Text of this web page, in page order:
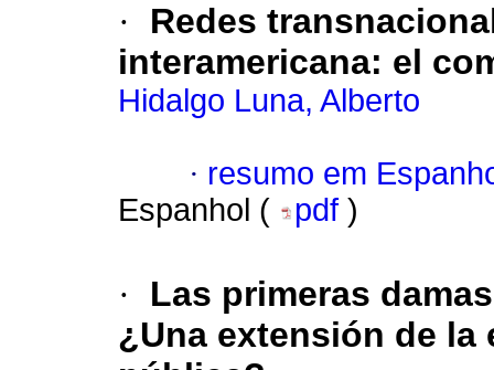
·
Redes
interamericana: el
Hidalgo Luna, Alberto
· resumo em
Espanhol (
pdf )
·
Las primeras
¿Una extensión de la